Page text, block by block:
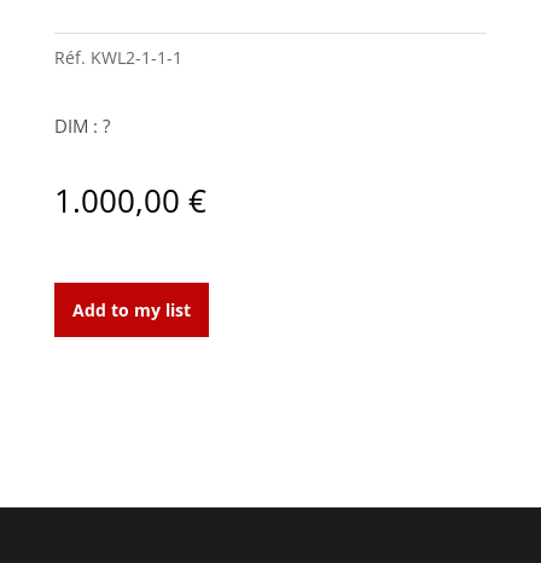
Réf. KWL2-1-1-1
DIM : ?
1.000,00 €
Hotel
(série
Add to my list